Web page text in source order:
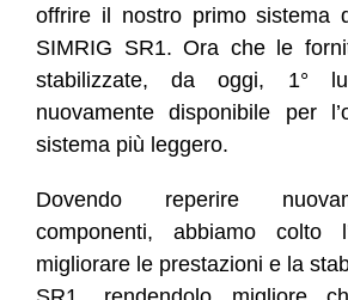
offrire il nostro primo sistema
SIMRIG SR1. Ora che le
stabilizzate, da oggi, 1°
nuovamente disponibile per
sistema più leggero.
Dovendo reperire
componenti, abbiamo colto
migliorare le prestazioni e la